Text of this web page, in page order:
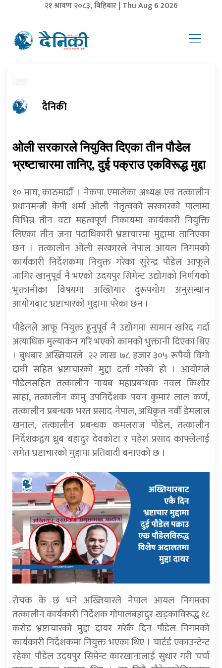
२१ श्रावण २०८३, बिहिबार | Thu Aug 6 2026
दैनिकी
ओली सरकारले नियुक्ति दिएका तीन पौडेल
भ्रष्टाचारमा तानिए, दुई पक्राउ एकविरूद्ध मुद्दा
१० माघ, काठमाडौँ । नेकपा एमालेका अध्यक्ष एवं तत्कालीन
प्रधानमन्त्री केपी शर्मा ओली नेतृत्वको सरकारको पालामा
विभिन्न तीन वटा महत्वपूर्ण निकायमा कार्यकारी नियुक्ति
लिएका तीन जना पदाधिकारी भ्रष्टाचारमा मुद्दामा तानिएका
छन । तत्कालीन ओली सरकारले नेपाल आयल निगमको
कार्यकारी निर्देशकमा नियुक्त गरेका सुरेन्द्र पौडेल आफूले
जागिर खानुपूर्व नै भएको उदयपुर सिमेन्ट उद्योगको निर्णयको
भुक्तानीका विषयमा अख्तियार दुरूपयोग अनुसन्धान
आयोगबाट भ्रष्टाचारको मुद्दामा परेका छन ।
पौडेलले आफू नियुक्त हुनुपूर्व नै उद्योगमा सामान खरिद गर्दा
अत्याधिक मुल्याकंन गरि भएको कामको भुक्तानी दिएका थिए
। बुधबार अख्तियारले २२ लाख ७८ हजार ३०५ रूपैयाँ विगो
दावी सहित भ्रष्टाचारको मुद्दा दर्ता गरेको हो । आयोगले
पौडेलसहित तत्कालीन नायब महाप्रबन्धक नवल किशोर
साहा, तत्कालीन कामु उपनिर्देशक पवन कुमार लाल कर्ण,
तत्कालीन प्रबन्धक भरत प्रसाद नेपाल, अधिकृत नवौँ डेमलाल
खनाल, तत्कालीन प्रबन्धक कमलराज पौडेल, तत्कालीन
निर्देशकद्वय ध्रुब बहादुर देवकोटा र महेश प्रसाद काफ्लेलाई
समेत भ्रष्टाचारको मुद्दामा प्रतिवादी बनाएको छ ।
रोचक के छ भने अख्तियारले नेपाल आयल निगमका
तत्कालीन कार्यकारी निर्देशक गोपालबहादुर खड्काविरुद्ध १८
करोड भ्रष्टाचारको मुद्दा दायर गरेकै दिन पौडेल निगमको
कार्यकारी निर्देशकमा नियुक्त भएका थिए । चार्टर्ड एकाउन्टेन्ट
रहेका पौडेल उदयपुर सिमेन्ट कारखानालाई सुधार गरी चर्चा